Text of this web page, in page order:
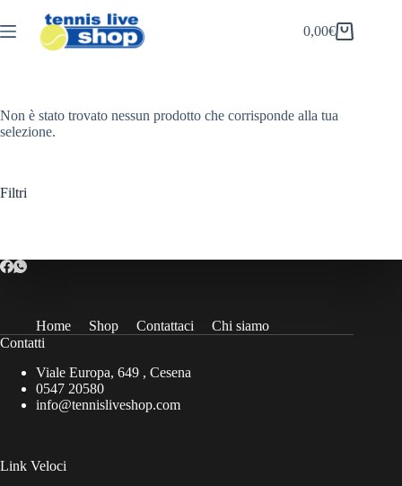
al
contenuto
Carrello
0,00€
Non è stato trovato nessun prodotto che corrisponde alla tua
selezione.
Filtri
Home Shop Contattaci
Chi siamo
Contatti
Viale Europa, 649 , Cesena
0547 20580
info@tennisliveshop.com
Link Veloci